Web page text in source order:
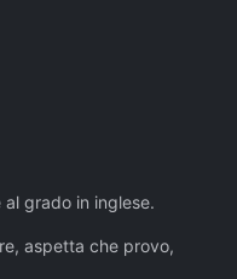
grado in inglese.
aspetta che provo,